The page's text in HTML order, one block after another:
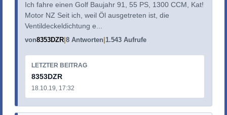
Ich fahre einen Golf Baujahr 91, 55 PS, 1300 CCM, Kat!
Motor NZ Seit ich, weil Öl ausgetreten ist, die
Ventildeckeldichtung e...
von8353DZR 8 Antworten 1.543 Aufrufe
LETZTER BEITRAG
8353DZR
18.10.19, 17:32